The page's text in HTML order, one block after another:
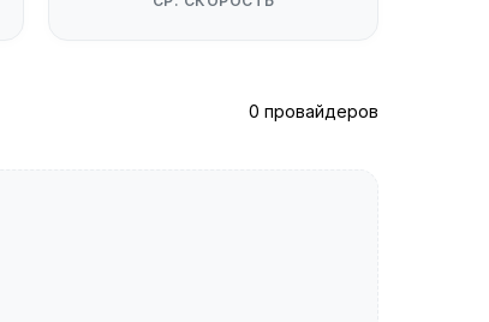
0 провайдеров